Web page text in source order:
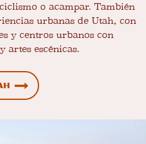
o acampar. También
urbanas de Utah, con
y centros urbanos con
artes escénicas.